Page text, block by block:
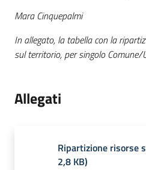
Mara Cinquepalmi
In allegato, la tabella con la
sul territorio, per singolo Comune/
Allegati
Ripartizione risorse
2,8 KB)